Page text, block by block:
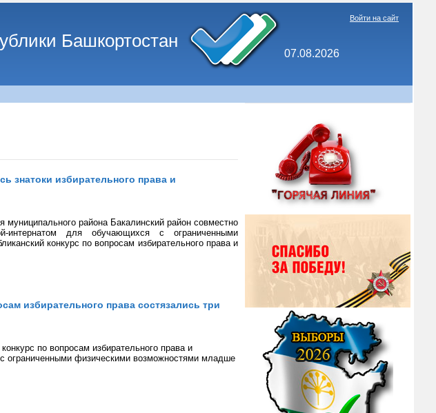
Башкортостан
07.08.2026
Войти на сайт
знатоки избирательного права и
муниципального района Бакалинский район совместно
интернатом для обучающихся с ограниченными
конкурс по вопросам избирательного права и
избирательного права состязались три
по вопросам избирательного права и
ограниченными физическими возможностями младше